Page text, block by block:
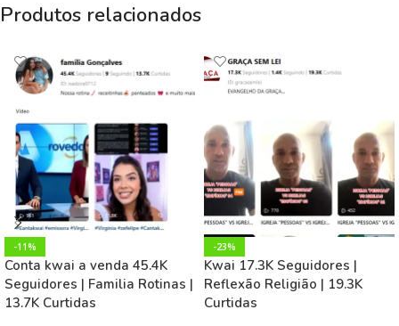
Produtos relacionados
-11%
Conta kwai a venda 45.4K
Seguidores | Familia Rotinas |
13.7K Curtidas
-23%
Kwai 17.3K Seguidores |
Reflexão Religião | 19.3K
Curtidas